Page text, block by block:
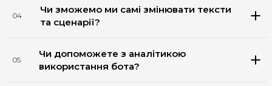
04
Чи зможемо ми самі змінювати тексти
та сценарії?
05
Чи допоможете з аналітикою
використання бота?